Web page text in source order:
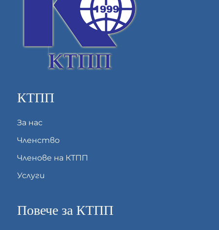
КТПП
За нас
Членство
Членове на КТПП
Услуги
Повече за КТПП